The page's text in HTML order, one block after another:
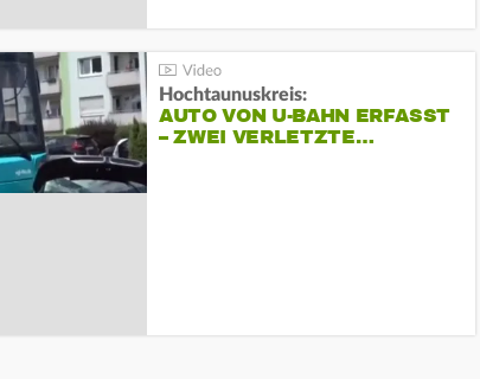
Hochtaunuskreis:
AUTO VON U-BAHN ERFASST
– ZWEI VERLETZTE…